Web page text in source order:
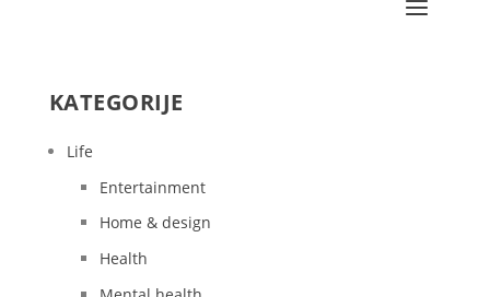
KATEGORIJE
Life
Entertainment
Home & design
Health